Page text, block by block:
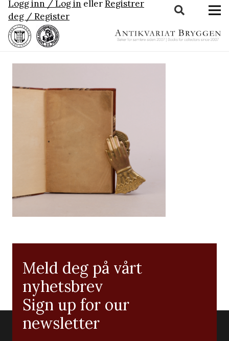
Logg inn / Log in ellerRegistrer
deg / Register
Meld deg på vårt
nyhetsbrev
Sign up for our
newsletter